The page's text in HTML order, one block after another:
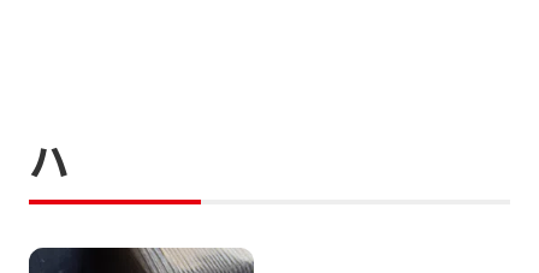
ハ